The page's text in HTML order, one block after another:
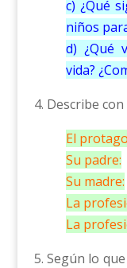
c) ¿Qué
niños
d) ¿Qué
vida?
4. Describe
El
Su padre:
Su madre:
La
La
5. Según lo